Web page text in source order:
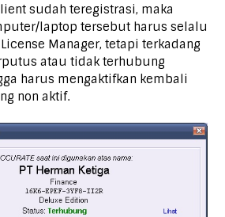
sudah teregistrasi, maka
laptop tersebut harus selalu
Manager, tetapi terkadang
atau tidak terhubung
harus mengaktifkan kembali
non aktif.